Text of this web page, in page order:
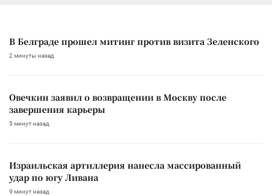
В Белграде прошел митинг против визита Зеленского
2 минуты назад
Овечкин заявил о возвращении в Москву после
завершения карьеры
5 минут назад
Израильская артиллерия нанесла массированный
удар по югу Ливана
9 минут назад